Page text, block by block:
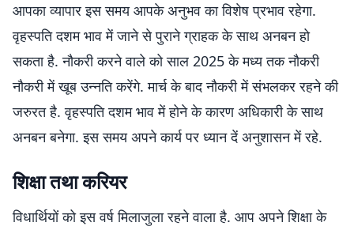
आपका व्यापार इस समय आपके अनुभव का विशेष प्रभाव रहेगा.
वृहस्पति दशम भाव में जाने से पुराने ग्राहक के साथ अनबन हो
सकता है. नौकरी करने वाले को साल 2025 के मध्य तक नौकरी
नौकरी में खूब उन्नति करेंगे. मार्च के बाद नौकरी में संभलकर रहने की
जरुरत है. वृहस्पति दशम भाव में होने के कारण अधिकारी के साथ
अनबन बनेगा. इस समय अपने कार्य पर ध्यान दें अनुशासन में रहे.
शिक्षा तथा करियर
विधार्थियों को इस वर्ष मिलाजुला रहने वाला है. आप अपने शिक्षा के